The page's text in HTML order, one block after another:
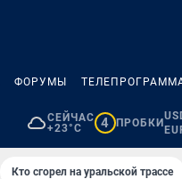
ФОРУМЫ
СЕЙЧАС
+23°C
4 ПРОБКИ
Кто сгорел на уральской трассе